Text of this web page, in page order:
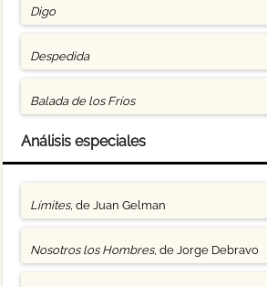
Digo
Despedida
Balada de los Fríos
Análisis especiales
Límites, de Juan Gelman
Nosotros los Hombres, de Jorge Debravo